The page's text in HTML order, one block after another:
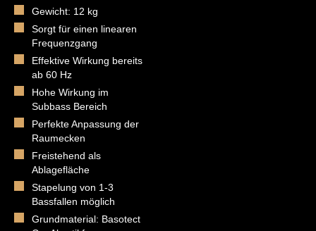
Gewicht: 12 kg
Sorgt für einen linearen
Frequenzgang
Effektive Wirkung bereits
ab 60 Hz
Hohe Wirkung im
Subbass Bereich
Perfekte Anpassung der
Raumecken
Freistehend als
Ablagefläche
Stapelung von 1-3
Bassfallen möglich
Grundmaterial: Basotect